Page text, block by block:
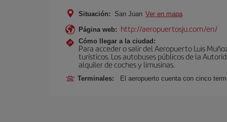
Situación: San Juan Ver en mapa
Página web: http://aeropuertosju.com/en/
Cómo llegar a la ciudad:
Para acceder o salir del Aeropuerto Luis
turísticos. Los autobuses públicos de la
alquiler de coches y limusinas.
Terminales: El aeropuerto cuenta con cinco